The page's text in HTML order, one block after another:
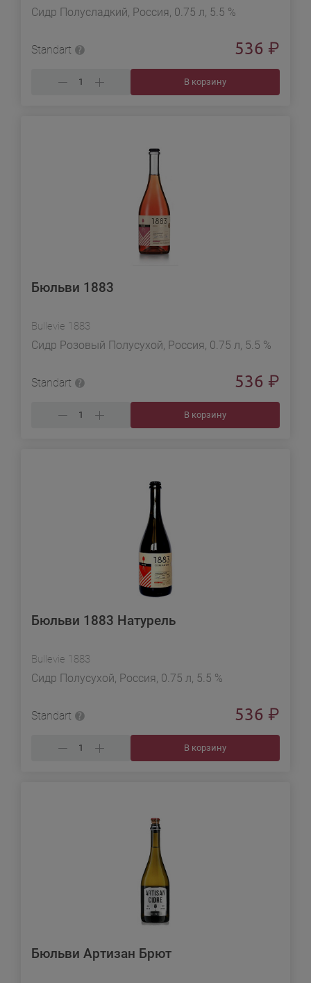
Сидр Полусладкий, Россия, 0.75 л, 5.5 %
Standart 536 ₽
В корзину
Бюльви 1883
Bullevie 1883
Сидр Розовый Полусухой, Россия, 0.75 л, 5.5 %
Standart 536 ₽
В корзину
Бюльви 1883 Натурель
Bullevie 1883
Сидр Полусухой, Россия, 0.75 л, 5.5 %
Standart 536 ₽
В корзину
Бюльви Артизан Брют